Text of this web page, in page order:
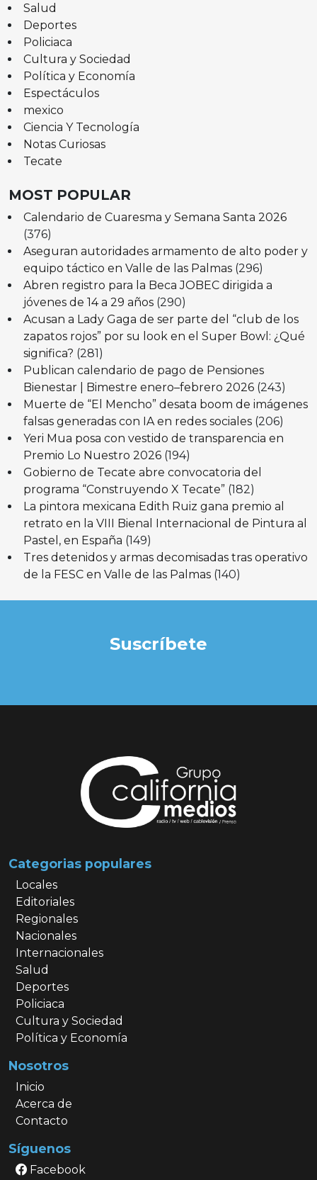
Salud
Deportes
Policiaca
Cultura y Sociedad
Política y Economía
Espectáculos
mexico
Ciencia Y Tecnología
Notas Curiosas
Tecate
MOST POPULAR
Calendario de Cuaresma y Semana Santa 2026
(376)
Aseguran autoridades armamento de alto poder y
equipo táctico en Valle de las Palmas (296)
Abren registro para la Beca JOBEC dirigida a
jóvenes de 14 a 29 años (290)
Acusan a Lady Gaga de ser parte del “club de los
zapatos rojos” por su look en el Super Bowl: ¿Qué
significa? (281)
Publican calendario de pago de Pensiones
Bienestar | Bimestre enero–febrero 2026 (243)
Muerte de “El Mencho” desata boom de imágenes
falsas generadas con IA en redes sociales (206)
Yeri Mua posa con vestido de transparencia en
Premio Lo Nuestro 2026 (194)
Gobierno de Tecate abre convocatoria del
programa “Construyendo X Tecate” (182)
La pintora mexicana Edith Ruiz gana premio al
retrato en la VIII Bienal Internacional de Pintura al
Pastel, en España (149)
Tres detenidos y armas decomisadas tras operativo
de la FESC en Valle de las Palmas (140)
Suscríbete
Categorias populares
Locales
Editoriales
Regionales
Nacionales
Internacionales
Salud
Deportes
Policiaca
Cultura y Sociedad
Política y Economía
Nosotros
Inicio
Acerca de
Contacto
Síguenos
Facebook